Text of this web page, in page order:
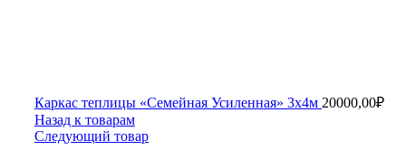
Каркас теплицы «Семейная Усиленная» 3х4м 20000,00₽
Назад к товарам
Следующий товар